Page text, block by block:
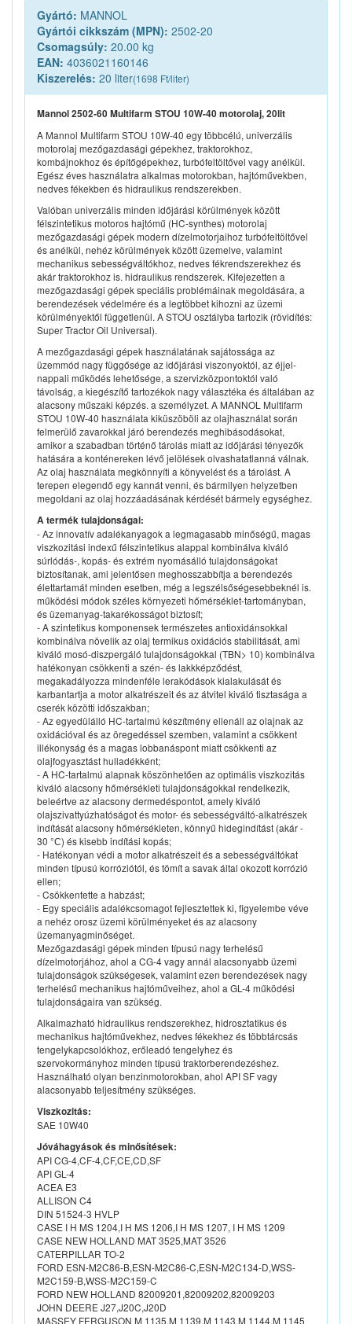
Gyártó: MANNOL
Gyártói cikkszám (MPN): 2502-20
Csomagsúly: 20.00 kg
EAN: 4036021160146
Kiszerelés: 20 liter(1698 Ft/liter)
Mannol 2502-60 Multifarm STOU 10W-40 motorolaj, 20lit
A Mannol Multifarm STOU 10W-40 egy többcélú, univerzális
motorolaj mezőgazdasági gépekhez, traktorokhoz,
kombájnokhoz és építőgépekhez, turbófeltöltővel vagy anélkül.
Egész éves használatra alkalmas motorokban, hajtóművekben,
nedves fékekben és hidraulikus rendszerekben.
Valóban univerzális minden időjárási körülmények között
félszintetikus motoros hajtómű (HC-synthes) motorolaj
mezőgazdasági gépek modern dízelmotorjaihoz turbófeltöltővel
és anélkül, nehéz körülmények között üzemelve, valamint
mechanikus sebességváltókhoz, nedves fékrendszerekhez és
akár traktorokhoz is. hidraulikus rendszerek. Kifejezetten a
mezőgazdasági gépek speciális problémáinak megoldására, a
berendezések védelmére és a legtöbbet kihozni az üzemi
körülményektől függetlenül. A STOU osztályba tartozik (rövidítés:
Super Tractor Oil Universal).
A mezőgazdasági gépek használatának sajátossága az
üzemmód nagy függősége az időjárási viszonyoktól, az éjjel-
nappali működés lehetősége, a szervizközpontoktól való
távolság, a kiegészítő tartozékok nagy választéka és általában az
alacsony műszaki képzés. a személyzet. A MANNOL Multifarm
STOU 10W-40 használata kiküszöböli az olajhasználat során
felmerülő zavarokkal járó berendezés meghibásodásokat,
amikor a szabadban történő tárolás miatt az időjárási tényezők
hatására a konténereken lévő jelölések olvashatatlanná válnak.
Az olaj használata megkönnyíti a könyvelést és a tárolást. A
terepen elegendő egy kannát venni, és bármilyen helyzetben
megoldani az olaj hozzáadásának kérdését bármely egységhez.
A termék tulajdonságai:
- Az innovatív adalékanyagok a legmagasabb minőségű, magas
viszkozitási indexű félszintetikus alappal kombinálva kiváló
súrlódás-, kopás- és extrém nyomásálló tulajdonságokat
biztosítanak, ami jelentősen meghosszabbítja a berendezés
élettartamát minden esetben, még a legszélsőségesebbeknél is.
működési módok széles környezeti hőmérséklet-tartományban,
és üzemanyag-takarékosságot biztosít;
- A szintetikus komponensek természetes antioxidánsokkal
kombinálva növelik az olaj termikus oxidációs stabilitását, ami
kiváló mosó-diszpergáló tulajdonságokkal (TBN> 10) kombinálva
hatékonyan csökkenti a szén- és lakkképződést,
megakadályozza mindenféle lerakódások kialakulását és
karbantartja a motor alkatrészeit és az átvitel kiváló tisztasága a
cserék közötti időszakban;
- Az egyedülálló HC-tartalmú készítmény ellenáll az olajnak az
oxidációval és az öregedéssel szemben, valamint a csökkent
illékonyság és a magas lobbanáspont miatt csökkenti az
olajfogyasztást hulladékként;
- A HC-tartalmú alapnak köszönhetően az optimális viszkozitás
kiváló alacsony hőmérsékleti tulajdonságokkal rendelkezik,
beleértve az alacsony dermedéspontot, amely kiváló
olajszivattyúzhatóságot és motor- és sebességváltó-alkatrészek
indítását alacsony hőmérsékleten, könnyű hidegindítást (akár -
30 °С) és kisebb indítási kopás;
- Hatékonyan védi a motor alkatrészeit és a sebességváltókat
minden típusú korróziótól, és tömít a savak által okozott korrózió
ellen;
- Csökkentette a habzást;
- Egy speciális adalékcsomagot fejlesztettek ki, figyelembe véve
a nehéz orosz üzemi körülményeket és az alacsony
üzemanyagminőséget.
Mezőgazdasági gépek minden típusú nagy terhelésű
dízelmotorjához, ahol a CG-4 vagy annál alacsonyabb üzemi
tulajdonságok szükségesek, valamint ezen berendezések nagy
terhelésű mechanikus hajtóműveihez, ahol a GL-4 működési
tulajdonságaira van szükség.
Alkalmazható hidraulikus rendszerekhez, hidrosztatikus és
mechanikus hajtóművekhez, nedves fékekhez és többtárcsás
tengelykapcsolókhoz, erőleadó tengelyhez és
szervokormányhoz minden típusú traktorberendezéshez.
Használható olyan benzinmotorokban, ahol API SF vagy
alacsonyabb teljesítmény szükséges.
Viszkozitás:
SAE 10W40
Jóváhagyások és minősítések:
API CG-4,CF-4,CF,CE,CD,SF
API GL-4
ACEA E3
ALLISON C4
DIN 51524-3 HVLP
CASE I H MS 1204,I H MS 1206,I H MS 1207, I H MS 1209
CASE NEW HOLLAND MAT 3525,MAT 3526
CATERPILLAR TO-2
FORD ESN-M2C86-B,ESN-M2C86-C,ESN-M2C134-D,WSS-
M2C159-B,WSS-M2C159-C
FORD NEW HOLLAND 82009201,82009202,82009203
JOHN DEERE J27,J20C,J20D
MASSEY FERGUSON M 1135,M 1139,M 1143,M 1144,M 1145